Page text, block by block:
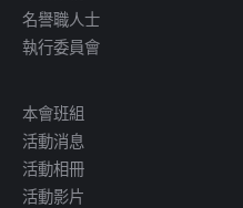
名譽職人士
執行委員會
本會班組
活動消息
活動相冊
活動影片